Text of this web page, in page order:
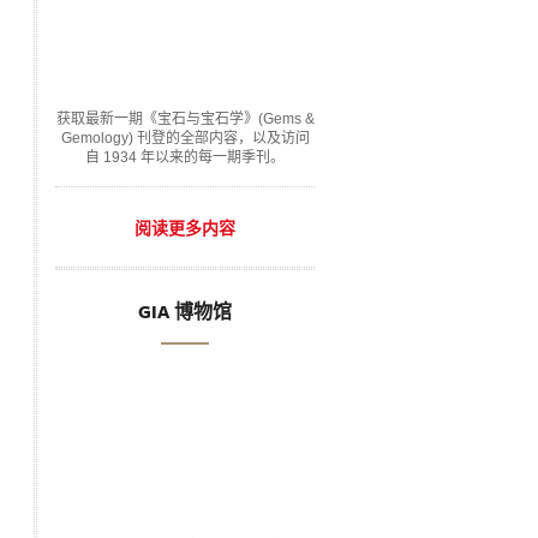
获取最新一期《宝石与宝石学》(Gems &
Gemology) 刊登的全部内容，以及访问
自 1934 年以来的每一期季刊。
阅读更多内容
GIA 博物馆